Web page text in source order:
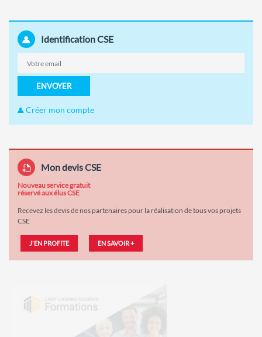
Identification CSE
ENVOYER
Créer mon compte
Mon devis CSE
Nouveau service gratuit
réservé aux élus CSE
Recevez les devis de nos partenaires pour la réalisation de tous vos projets
CSE
J'EN PROFITE EN SAVOIR +